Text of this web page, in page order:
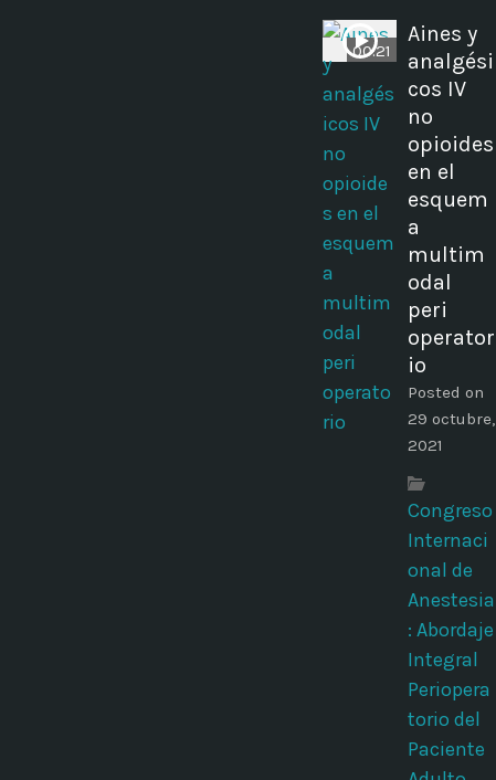
00:21
Aines y
analgési
cos IV
no
opioides
en el
esquem
a
multim
odal
peri
operator
io
Posted on
29 octubre,
2021
Congreso
Internaci
onal de
Anestesia
: Abordaje
Integral
Periopera
torio del
Paciente